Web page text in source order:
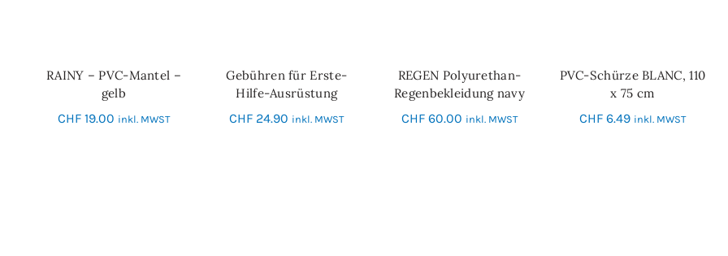
IN DEN WARENKORB
RAINY – PVC-Mantel –
gelb
CHF19.00 inkl. MWST
IN DEN WARENKORB
Gebühren für Erste-
Hilfe-Ausrüstung
CHF 24.90 inkl. MWST
IN DEN WARENKORB
REGEN Polyurethan-
Regenbekleidung navy
CHF 60.00 inkl. MWST
IN DEN WARENKORB
PVC-Schürze BLANC, 110
x 75 cm
CHF6.49 inkl. MWST